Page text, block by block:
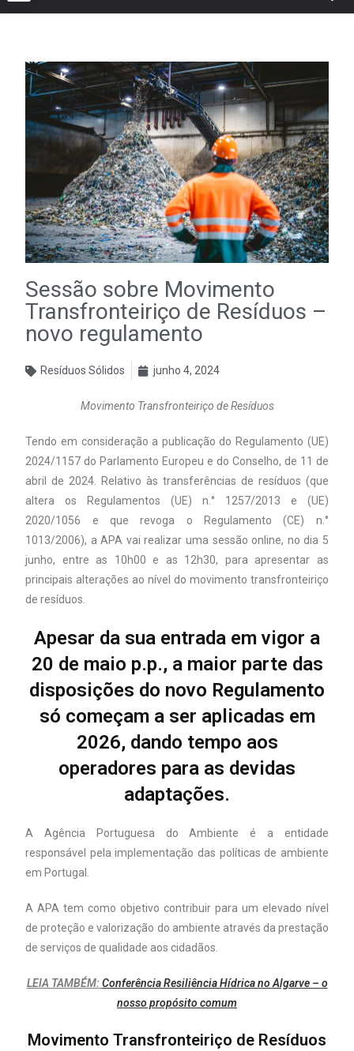
Sessão sobre Movimento
Transfronteiriço de Resíduos –
novo regulamento
Resíduos Sólidos junho 4, 2024
Movimento Transfronteiriço de Resíduos
Tendo em consideração a publicação do Regulamento (UE)
2024/1157 do Parlamento Europeu e do Conselho, de 11 de
abril de 2024. Relativo às transferências de resíduos (que
altera os Regulamentos (UE) n.° 1257/2013 e (UE)
2020/1056 e que revoga o Regulamento (CE) n.°
1013/2006), a APA vai realizar uma sessão online, no dia 5
junho, entre as 10h00 e as 12h30, para apresentar as
principais alterações ao nível do movimento transfronteiriço
de resíduos.
Apesar da sua entrada em vigor a
20 de maio p.p., a maior parte das
disposições do novo Regulamento
só começam a ser aplicadas em
2026, dando tempo aos
operadores para as devidas
adaptações.
A Agência Portuguesa do Ambiente é a entidade
responsável pela implementação das políticas de ambiente
em Portugal.
A APA tem como objetivo contribuir para um elevado nível
de proteção e valorização do ambiente através da prestação
de serviços de qualidade aos cidadãos.
LEIA TAMBÉM: Conferência Resiliência Hídrica no Algarve – o
nosso propósito comum
Movimento Transfronteiriço de Resíduos